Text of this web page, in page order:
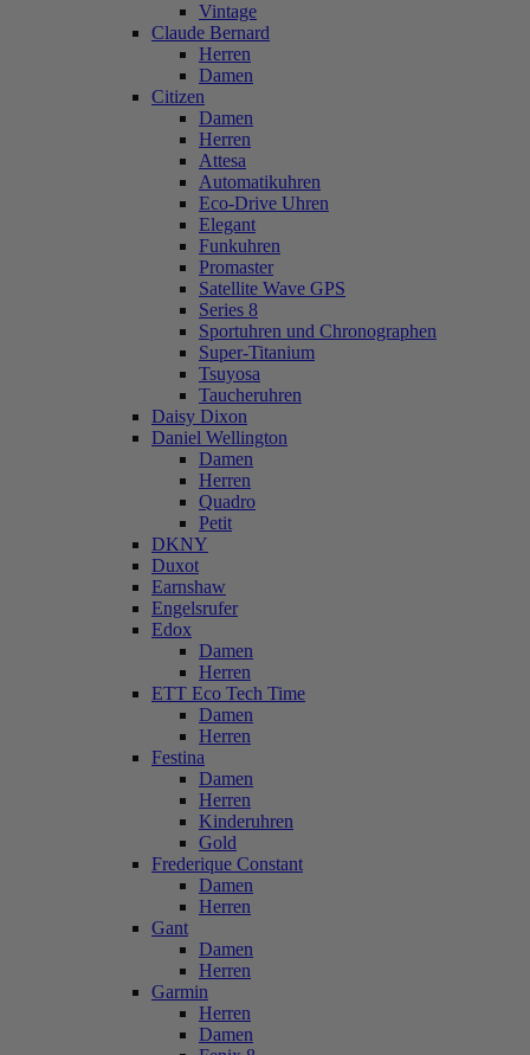
Vintage
Claude Bernard
Herren
Damen
Citizen
Damen
Herren
Attesa
Automatikuhren
Eco-Drive Uhren
Elegant
Funkuhren
Promaster
Satellite Wave GPS
Series 8
Sportuhren und Chronographen
Super-Titanium
Tsuyosa
Taucheruhren
Daisy Dixon
Daniel Wellington
Damen
Herren
Quadro
Petit
DKNY
Duxot
Earnshaw
Engelsrufer
Edox
Damen
Herren
ETT Eco Tech Time
Damen
Herren
Festina
Damen
Herren
Kinderuhren
Gold
Frederique Constant
Damen
Herren
Gant
Damen
Herren
Garmin
Herren
Damen